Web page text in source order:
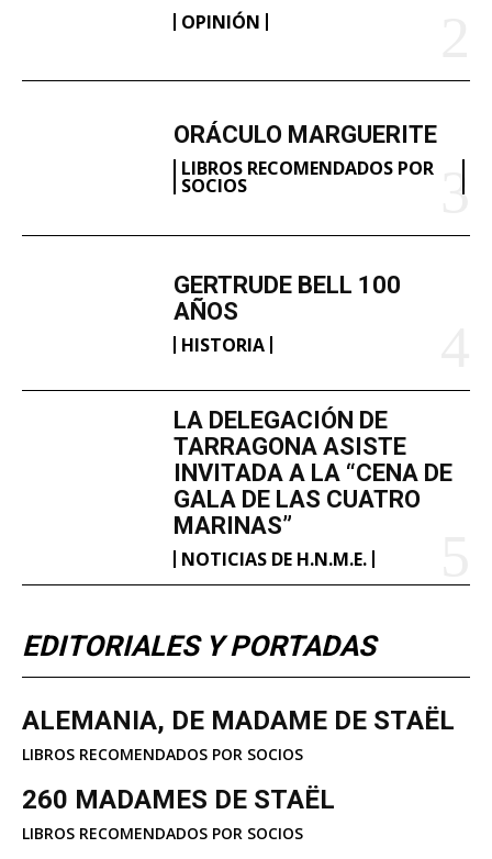
OPINIÓN
ORÁCULO MARGUERITE
LIBROS RECOMENDADOS POR
SOCIOS
GERTRUDE BELL 100
AÑOS
HISTORIA
LA DELEGACIÓN DE
TARRAGONA ASISTE
INVITADA A LA “CENA DE
GALA DE LAS CUATRO
MARINAS”
NOTICIAS DE H.N.M.E.
EDITORIALES Y PORTADAS
ALEMANIA, DE MADAME DE STAËL
LIBROS RECOMENDADOS POR SOCIOS
260 MADAMES DE STAËL
LIBROS RECOMENDADOS POR SOCIOS